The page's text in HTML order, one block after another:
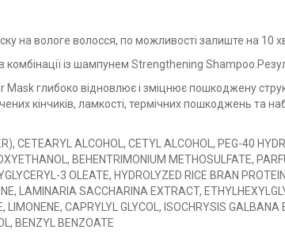
на вологе волосся, по можливості залиште на 10
комбінації із шампунем Strengthening
глибоко відновлює і зміцнює пошкоджену
кінчиків, ламкості, термічних пошкоджень та
CETEARYL ALCOHOL, CETYL ALCOHOL, PEG-40
BEHENTRIMONIUM METHOSULFATE,
3 OLEATE, HYDROLYZED RICE BRAN
LAMINARIA SACCHARINA EXTRACT,
CAPRYLYL GLYCOL, ISOCHRYSIS
BENZYL BENZOATE